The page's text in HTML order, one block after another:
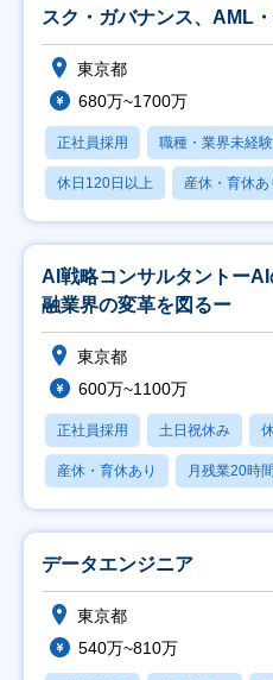
スク・ガバナンス、AML
東京都
680万~1700万
正社員採用 職種・業界未経
休日120日以上 産休・育休あ
AI戦略コンサルタントー
融業界の変革を図るー
東京都
600万~1100万
正社員採用 土日祝休み
産休・育休あり 月残業20時
データエンジニア
東京都
540万~810万